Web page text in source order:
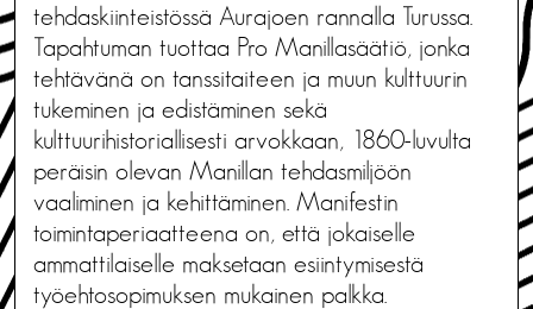
tehdaskiinteistössä Aurajoen rannalla Turussa.
Tapahtuman tuottaa Pro Manillasäätiö, jonka
tehtävänä on tanssitaiteen ja muun kulttuurin
tukeminen ja edistäminen sekä
kulttuurihistoriallisesti arvokkaan, 1860-luvulta
peräisin olevan Manillan tehdasmiljöön
vaaliminen ja kehittäminen. Manifestin
toimintaperiaatteena on, että jokaiselle
ammattilaiselle maksetaan esiintymisestä
työehtosopimuksen mukainen palkka.